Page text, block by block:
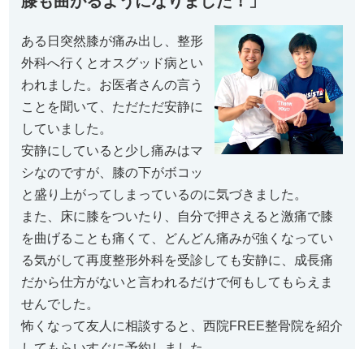
ある日突然膝が痛み出し、整形
外科へ行くとオスグッド病とい
われました。お医者さんの言う
ことを聞いて、ただただ安静に
していました。
安静にしていると少し痛みはマ
シなのですが、膝の下がボコッ
と盛り上がってしまっているのに気づきました。
また、床に膝をついたり、自分で押さえると激痛で膝
を曲げることも痛くて、どんどん痛みが強くなってい
る気がして再度整形外科を受診しても安静に、成長痛
だから仕方がないと言われるだけで何もしてもらえま
せんでした。
怖くなって友人に相談すると、西院FREE整骨院を紹介